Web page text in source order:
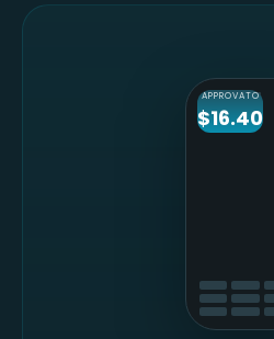
APPROVATO
$16.40